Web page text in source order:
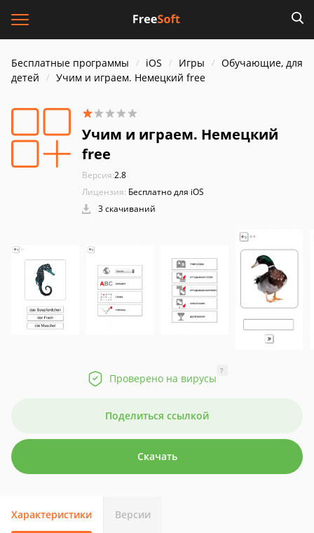
Бесплатные программы iOS Игры
Обучающие, для
детей
Учим и играем. Немецкий free
Учим и играем. Немецкий
free
Версия:2.8
Лицензия: Бесплатно для iOS
3 скачиваний
Проверено на вирусы
?
Поделиться ссылкой
Скачать
Характеристики Версии